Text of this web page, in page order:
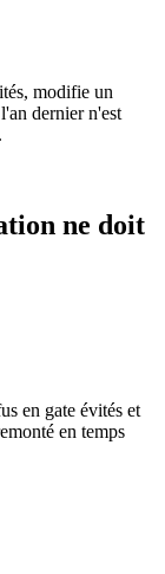
modifie un
dernier n'est
ne doit
en gate évités et
en temps